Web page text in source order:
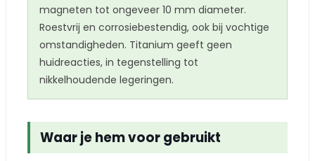
magneten tot ongeveer 10 mm diameter.
Roestvrij en corrosiebestendig, ook bij vochtige
omstandigheden. Titanium geeft geen
huidreacties, in tegenstelling tot
nikkelhoudende legeringen.
Waar je hem voor gebruikt